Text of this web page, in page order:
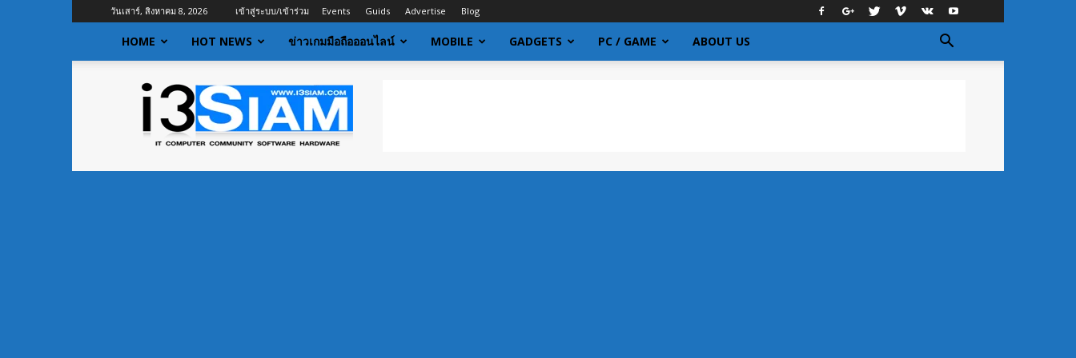
วันเสาร์, สิงหาคม 8, 2026 เข้าสู่ระบบ/เข้าร่วม Events Guids Advertise Blog
HOME HOT NEWS ข่าวเกมมือถือออนไลน์ MOBILE GADGETS PC / GAME ABOUT US
I3siam
ข่าว
ไอที
ข้อมูล